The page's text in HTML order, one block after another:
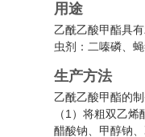
用途
乙酰乙酸甲酯具
虫剂：二嗪磷、
生产方法
乙酰乙酸甲酯的
（1）将粗双乙
醋酸钠、甲醇钠